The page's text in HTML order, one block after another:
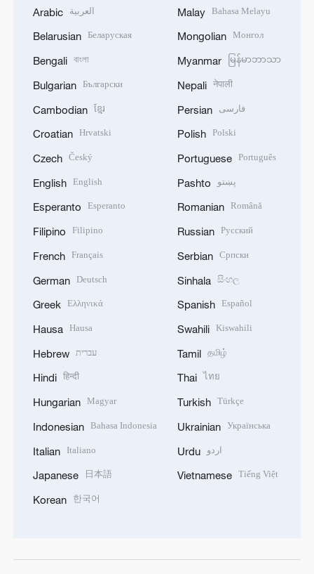
Arabic العربية
Belarusian Беларуская
Bengali বাংলা
Bulgarian Български
Cambodian ខ្មែរ
Croatian Hrvatski
Czech Český
English English
Esperanto Esperanto
Filipino Filipino
French Français
German Deutsch
Greek Ελληνικά
Hausa Hausa
Hebrew עברית
Hindi हिन्दी
Hungarian Magyar
Indonesian Bahasa Indonesia
Italian Italiano
Japanese 日本語
Korean 한국어
Malay Bahasa Melayu
Mongolian Монгол
Myanmar မြန်မာဘာသာ
Nepali नेपाली
Persian فارسی
Polish Polski
Portuguese Português
Pashto پښتو
Romanian Română
Russian Русский
Serbian Српски
Sinhala සිංහල
Spanish Español
Swahili Kiswahili
Tamil தமிழ்
Thai ไทย
Turkish Türkçe
Ukrainian Українська
Urdu اردو
Vietnamese Tiếng Việt